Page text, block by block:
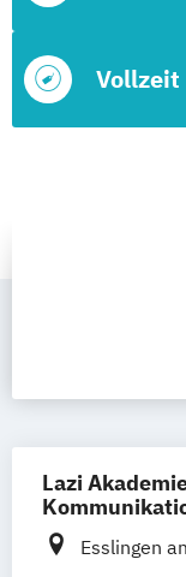
Vollzeit
Lazi
Esslingen